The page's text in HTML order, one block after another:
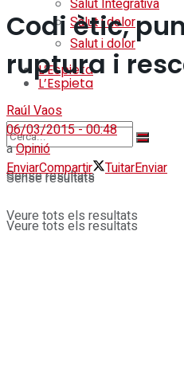
Salut i dolor
L’Espieta
Sense resultats
Veure tots els resultats
Salut Integrativa
Salut i dolor
L’Espieta
Sense resultats
Veure tots els resultats
Codi ètic,
ruptura i
Raúl Vaos
06/03/2015 - 00:48
aOpinió
EnviarCompartir TuitarEnviar